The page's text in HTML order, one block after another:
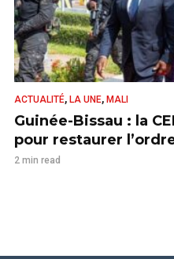
ACTUALITÉ, LA UNE, MALI
Guinée-Bissau : la
pour restaurer
2 min read